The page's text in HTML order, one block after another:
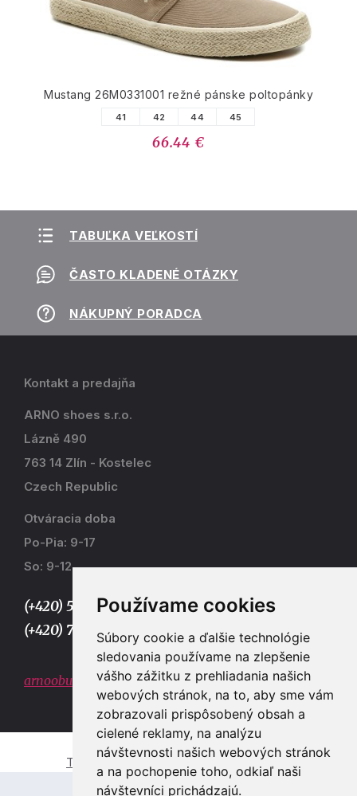
Používame cookies
Súbory cookie a ďalšie technológie
sledovania používame na zlepšenie
vášho zážitku z prehliadania našich
webových stránok, na to, aby sme vám
zobrazovali prispôsobený obsah a
cielené reklamy, na analýzu
návštevnosti našich webových stránok
a na pochopenie toho, odkiaľ naši
návštevníci prichádzajú.
Mustang 26M0331001 režné pánske poltopánky
41 42 44 45
66.44 €
TABUĽKA VEĽKOSTÍ
ČASTO KLADENÉ OTÁZKY
NÁKUPNÝ PORADCA
Kontakt a predajňa
ARNO shoes s.r.o.
Lázně 490
763 14 Zlín - Kostelec
Czech Republic
Otváracia doba
Po-Pia: 9-17
So: 9-12
(+420) 577 915 036,
(+420) 773 667 390
arnoobuv@gmail.com
Tvorba e-shopů a webových stránek Zlín